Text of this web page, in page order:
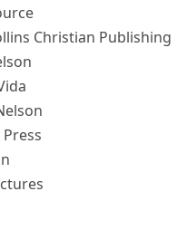
Christian Publishing